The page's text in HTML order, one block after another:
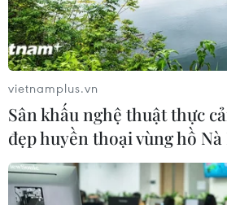
vietnamplus.vn
Sân khấu nghệ thuật thực
đẹp huyền thoại vùng hồ